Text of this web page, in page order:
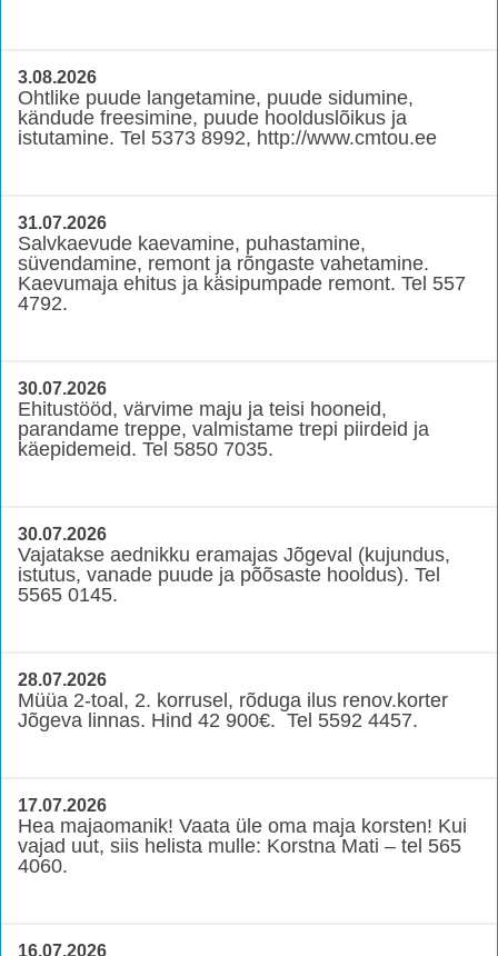
3.08.2026
Ohtlike puude langetamine, puude sidumine,
kändude freesimine, puude hoolduslõikus ja
istutamine. Tel 5373 8992, http://www.cmtou.ee
31.07.2026
Salvkaevude kaevamine, puhastamine,
süvendamine, remont ja rõngaste vahetamine.
Kaevumaja ehitus ja käsipumpade remont. Tel 557
4792.
30.07.2026
Ehitustööd, värvime maju ja teisi hooneid,
parandame treppe, valmistame trepi piirdeid ja
käepidemeid. Tel 5850 7035.
30.07.2026
Vajatakse aednikku eramajas Jõgeval (kujundus,
istutus, vanade puude ja põõsaste hooldus). Tel
5565 0145.
28.07.2026
Müüa 2-toal, 2. korrusel, rõduga ilus renov.korter
Jõgeva linnas. Hind 42 900€. Tel 5592 4457.
17.07.2026
Hea majaomanik! Vaata üle oma maja korsten! Kui
vajad uut, siis helista mulle: Korstna Mati – tel 565
4060.
16.07.2026